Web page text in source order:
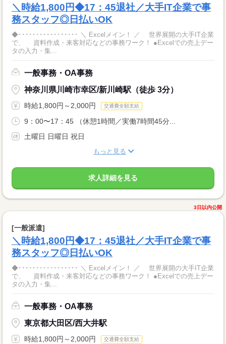
＼時給1,800円◆17：45退社／大手IT企業で事
務スタッフ◎日払いOK
◆･････････････････ ＼ Excelメイン！ ／ 世界展開の大手IT企業
で、 資料作成・来客対応などの事務ワーク！ ●Excelでの売上デー
タの入力・集...
一般事務・OA事務
神奈川県川崎市幸区/新川崎駅（徒歩 3分）
時給1,800円～2,000円 交通費全額支給
9：00〜17：45 （休憩1時間／実働7時間45分...
土曜日 日曜日 祝日
もっと見る
求人詳細を見る
3日以内公開
[一般派遣]
＼時給1,800円◆17：45退社／大手IT企業で事
務スタッフ◎日払いOK
◆･････････････････ ＼ Excelメイン！ ／ 世界展開の大手IT企業
で、 資料作成・来客対応などの事務ワーク！ ●Excelでの売上デー
タの入力・集...
一般事務・OA事務
東京都大田区/西大井駅
時給1,800円～2,000円 交通費全額支給